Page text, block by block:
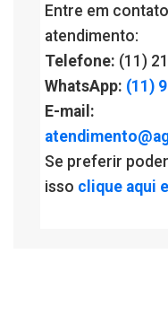
Entre em
atendimento:
Telefone: (11)
WhatsApp: (11)
E-mail:
Se preferir
isso clique aqui